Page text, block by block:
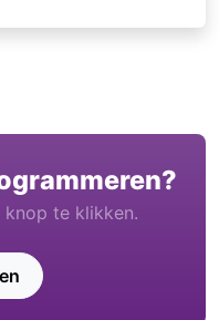
te klikken.